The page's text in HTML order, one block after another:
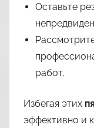
Оставьте
работ.
Избегая этих
эффективно и